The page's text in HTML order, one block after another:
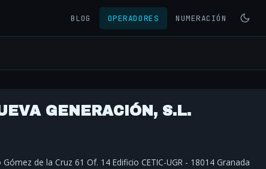
BLOG OPERADORES NUMERACIÓN
GENERACIÓN, S.L.
de la Cruz 61 Of. 14 Edificio CETIC-UGR - 18014 Granada